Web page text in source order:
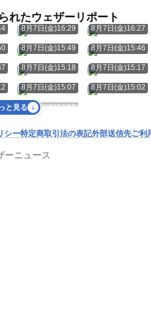
れたウェザーリポート
8月7日(金)16:29 8月7日(金)16:27
8月7日(金)15:49 8月7日(金)15:46
8月7日(金)15:18 8月7日(金)15:17
8月7日(金)15:07 8月7日(金)15:02
8月7日(金)14:56
と見る
シー特定商取引法の表記外部送信先ご利
ーニュース